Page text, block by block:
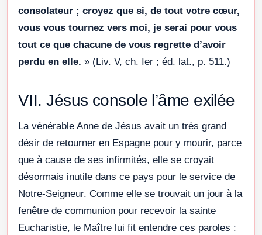
consolateur ; croyez que si, de tout votre cœur,
vous vous tournez vers moi, je serai pour vous
tout ce que chacune de vous regrette d’avoir
perdu en elle. » (Liv. V, ch. Ier ; éd. lat., p. 511.)
VII. Jésus console l’âme exilée
La vénérable Anne de Jésus avait un très grand
désir de retourner en Espagne pour y mourir, parce
que à cause de ses infirmités, elle se croyait
désormais inutile dans ce pays pour le service de
Notre-Seigneur. Comme elle se trouvait un jour à la
fenêtre de communion pour recevoir la sainte
Eucharistie, le Maître lui fit entendre ces paroles :